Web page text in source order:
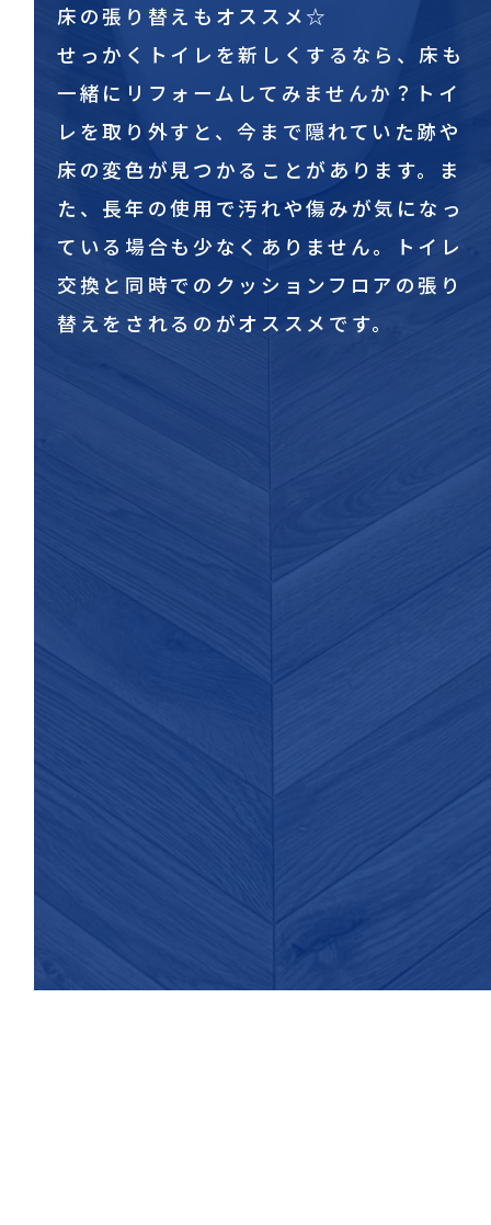
床の張り替えもオススメ☆
せっかくトイレを新しくするなら、床も
一緒にリフォームしてみませんか？トイ
レを取り外すと、今まで隠れていた跡や
床の変色が見つかることがあります。ま
た、長年の使用で汚れや傷みが気になっ
ている場合も少なくありません。トイレ
交換と同時でのクッションフロアの張り
替えをされるのがオススメです。